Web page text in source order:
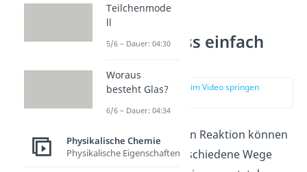
Satz von Hess einfach
zur Stelle im Video springen
In einer chemischen Reaktion können
Produkte über verschiedene Wege
Teilchenmode
ll
5/6 – Dauer: 04:30
Woraus
besteht Glas?
6/6 – Dauer: 04:34
Physikalische Chemie
Physikalische Eigenschaften